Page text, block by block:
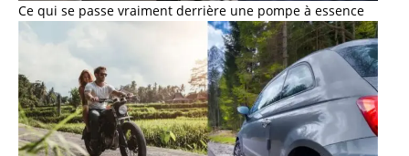
Ce qui se passe vraiment derrière une pompe à essence